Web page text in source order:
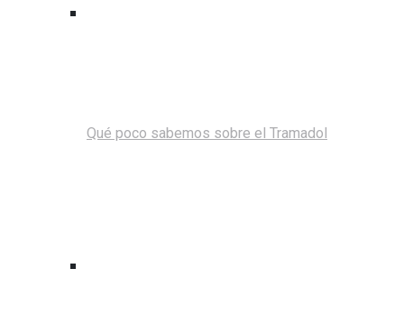
Qué poco sabemos sobre el Tramadol